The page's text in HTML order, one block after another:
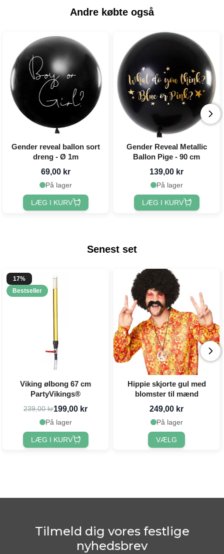
Andre købte også
Gender reveal ballon sort
dreng - Ø 1m
69,00 kr
På lager
LÆG I KURV
Gender Reveal Metallic
Ballon Pige - 90 cm
139,00 kr
På lager
LÆG I KURV
Senest set
17%
Bestseller
Viking ølbong 67 cm
PartyVikings®
239,00 kr199,00 kr
På lager
LÆG I KURV
Hippie skjorte gul med
blomster til mænd
249,00 kr
På lager
VÆLG
Tilmeld dig vores festlige
nyhedsbrev